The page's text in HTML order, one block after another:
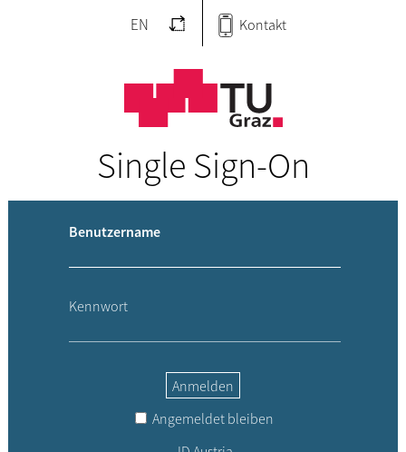
EN Kontakt
Single Sign-On
Benutzername
Kennwort
Anmelden
Angemeldet bleiben